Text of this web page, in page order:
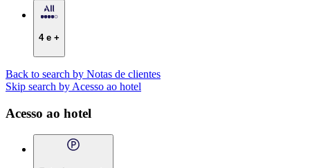
4 e +
Back to search by Notas de clientes
Skip search by Acesso ao hotel
Acesso ao hotel